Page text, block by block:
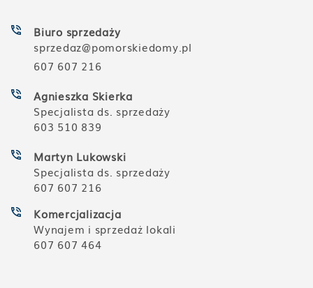
Biuro sprzedaży
sprzedaz@pomorskiedomy.pl
607 607 216
Agnieszka Skierka
Specjalista ds. sprzedaży
603 510 839
Martyn Lukowski
Specjalista ds. sprzedaży
607 607 216
Komercjalizacja
Wynajem i sprzedaż lokali
607 607 464